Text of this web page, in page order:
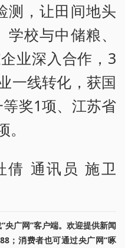
测，让田间地头
校与中储粮、
业深入合作，3
一线转化，获国
奖1项、江苏省
倩 通讯员 施卫
央广网”客户端。欢迎提供新闻
；消费者也可通过央广网“啄